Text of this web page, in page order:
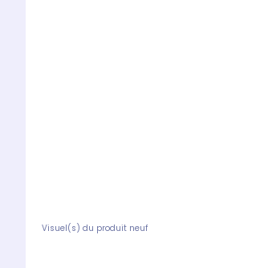
Visuel(s) du produit neuf